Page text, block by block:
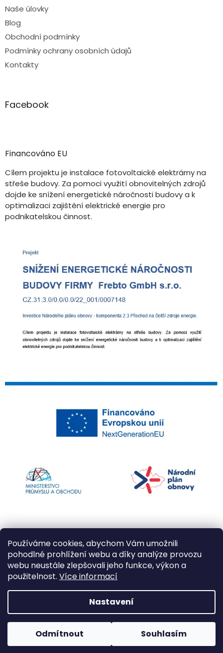
Používáme cookies, abychom Vám umožnili
pohodlné prohlížení webu a díky analýze provozu
webu neustále zlepšovali jeho funkce, výkon a
použitelnost. Více informací
Nastavení
Odmítnout Souhlasím
Naše úlovky
Blog
Obchodní podmínky
Podmínky ochrany osobních údajů
Kontakty
Facebook
Financováno EU
Cílem projektu je instalace fotovoltaické elektrárny na
střeše budovy. Za pomoci využití obnovitelných zdrojů
dojde ke snížení energetické náročnosti budovy a k
optimalizaci zajištění elektrické energie pro
podnikatelskou činnost.
Vytvořil Shoptet
Copyright 2026Kapří kuličky. Všechna práva
vyhrazena.
Upravit nastavení cookies